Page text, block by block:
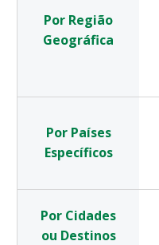
Por Região
Geográfica
Por Países
Específicos
Por Cidades
ou Destinos